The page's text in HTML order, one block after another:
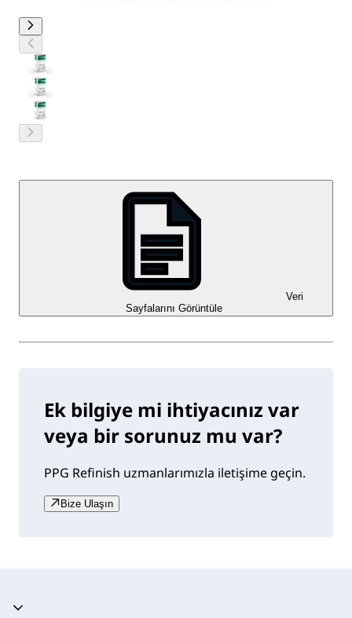
Veri
Sayfalarını Görüntüle
Ek bilgiye mi ihtiyacınız var
veya bir sorunuz mu var?
PPG Refinish uzmanlarımızla iletişime geçin.
Bize Ulaşın
Akordeon daraltıldı